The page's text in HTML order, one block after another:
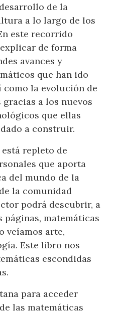
de la
a lo largo de los
este recorrido
de forma
avances y
que han ido
como la evolución de
a los nuevos
que ellas
a construir.
repleto de
que aporta
del mundo de la
la comunidad
podrá descubrir, a
páginas, matemáticas
veíamos arte,
Este libro nos
escondidas
para acceder
las matemáticas